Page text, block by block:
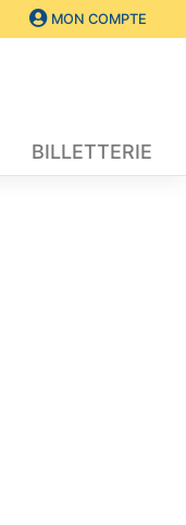
MON COMPTE
BILLETTERIE